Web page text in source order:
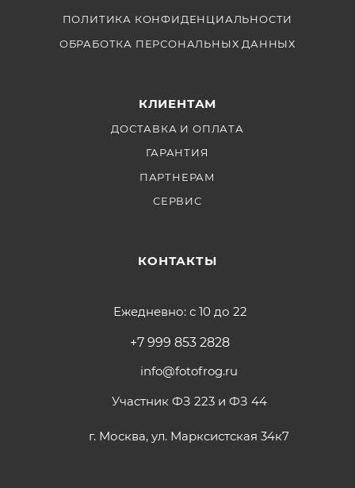
ПОЛИТИКА КОНФИДЕНЦИАЛЬНОСТИ
ОБРАБОТКА ПЕРСОНАЛЬНЫХ ДАННЫХ
КЛИЕНТАМ
ДОСТАВКА И ОПЛАТА
ГАРАНТИЯ
ПАРТНЕРАМ
СЕРВИС
КОНТАКТЫ
Ежедневно: с 10 до 22
+7 999 853 2828
info@fotofrog.ru
Участник ФЗ 223 и ФЗ 44
г. Москва, ул. Марксистская 34к7